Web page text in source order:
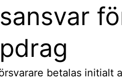
betalas initialt